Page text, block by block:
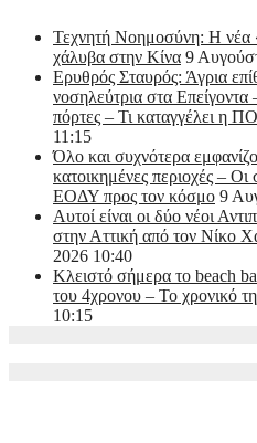
Τεχνητή Νοημοσύνη: Η νέα
χάλυβα στην Κίνα 9
Ερυθρός Σταυρός: Άγρια
νοσηλεύτρια στα
πόρτες – Τι καταγγέλει η
11:15
Όλο και συχνότερα
κατοικημένες περιοχές –
ΕΟΔΥ προς τον κόσμο 9
Αυτοί είναι οι δύο νέοι
στην Αττική από τον Νίκο
2026 10:40
Κλειστό σήμερα το beach
του 4χρονου – Το χρονικό
10:15